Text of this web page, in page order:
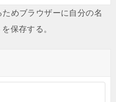
めブラウザーに自分の名
保存する。